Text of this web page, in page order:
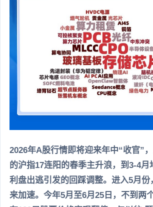
2026年A股行情即将迎来年中“收官”
的沪指17连阳的春季主升浪，到3-4月
利盘出逃引发的回踩调整。进入5月份
来加速。今年5月至6月25日，不到两